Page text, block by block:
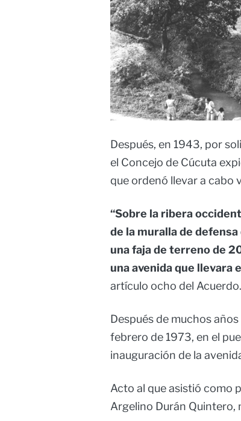
Después, en 1943, por
el Concejo de Cúcuta
que ordenó llevar a cabo
“Sobre la ribera
de la muralla de
una faja de terreno de
una avenida que llevara
artículo ocho del Acuerdo.
Después de muchos
febrero de 1973, en el
inauguración de la
Acto al que asistió como
Argelino Durán Quintero,